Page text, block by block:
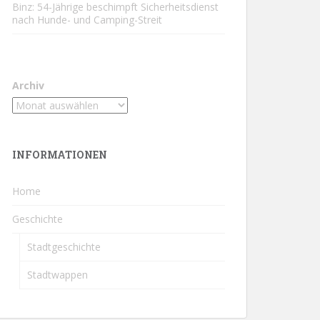
Binz: 54-Jährige beschimpft Sicherheitsdienst
nach Hunde- und Camping-Streit
Archiv
INFORMATIONEN
Home
Geschichte
Stadtgeschichte
Stadtwappen